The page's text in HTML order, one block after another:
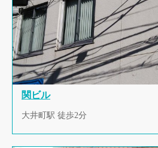
関ビル
大井町駅 徒歩2分